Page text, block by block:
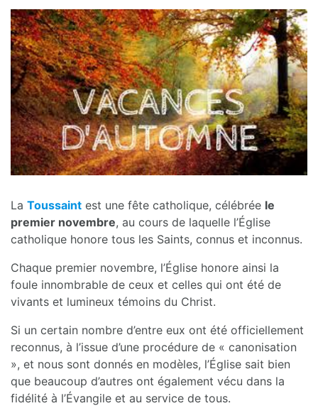
La Toussaint est une fête catholique, célébrée le
premier novembre, au cours de laquelle l’Église
catholique honore tous les Saints, connus et inconnus.
Chaque premier novembre, l’Église honore ainsi la
foule innombrable de ceux et celles qui ont été de
vivants et lumineux témoins du Christ.
Si un certain nombre d’entre eux ont été officiellement
reconnus, à l’issue d’une procédure de « canonisation
», et nous sont donnés en modèles, l’Église sait bien
que beaucoup d’autres ont également vécu dans la
fidélité à l’Évangile et au service de tous.